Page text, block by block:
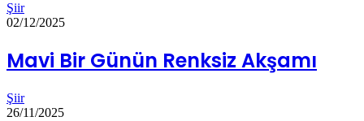
Şiir
02/12/2025
Mavi Bir Günün Renksiz Akşamı
Şiir
26/11/2025